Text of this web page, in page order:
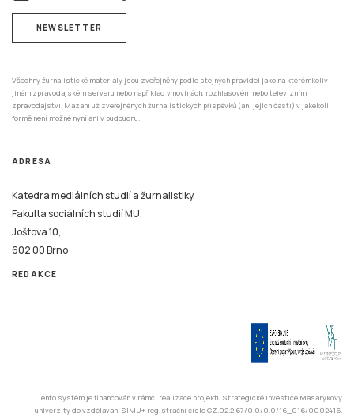
NEWSLETTER
Všechny žurnalistické materiály jsou zveřejněny podle stejných pravidel jako na kterémkoliv
jiném zpravodajském serveru nebo například v novinách, rozhlasovém nebo televizním
zpravodajství. Mazání už zveřejněných žurnalistických příspěvků (ani jejich částí) v jakékoli
formě není možné nyní ani v budoucnu.
ADRESA
Katedra mediálních studií a žurnalistiky,
Fakulta sociálních studií MU,
Joštova 10,
602 00 Brno
REDAKCE
Tento systém je financován v rámci realizace projektu Strategické investice Masarykovy
univerzity do vzdělávání SIMU+ registrační číslo CZ.02.2.67/0.0/0.0/16_016/0002416.